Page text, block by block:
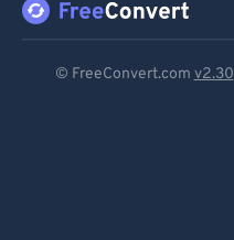
© FreeConvert.com v2.30